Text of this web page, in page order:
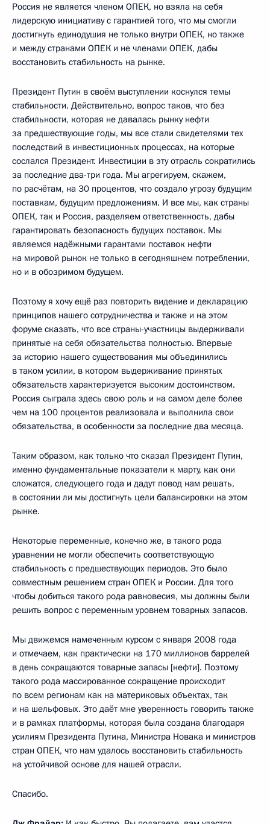
Россия не является членом ОПЕК, но взяла на себя
лидерскую инициативу с гарантией того, что мы смогли
достигнуть единодушия не только внутри ОПЕК, но также
и между странами ОПЕК и не членами ОПЕК, дабы
восстановить стабильность на рынке.
Президент Путин в своём выступлении коснулся темы
стабильности. Действительно, вопрос таков, что без
стабильности, которая не давалась рынку нефти
за предшествующие годы, мы все стали свидетелями тех
последствий в инвестиционных процессах, на которые
сослался Президент. Инвестиции в эту отрасль сократились
за последние два-три года. Мы агрегируем, скажем,
по расчётам, на 30 процентов, что создало угрозу будущим
поставкам, будущим предложениям. И все мы, как страны
ОПЕК, так и Россия, разделяем ответственность, дабы
гарантировать безопасность будущих поставок. Мы
являемся надёжными гарантами поставок нефти
на мировой рынок не только в сегодняшнем потреблении,
но и в обозримом будущем.
Поэтому я хочу ещё раз повторить видение и декларацию
принципов нашего сотрудничества и также и на этом
форуме сказать, что все страны-участницы выдерживали
принятые на себя обязательства полностью. Впервые
за историю нашего существования мы объединились
в таком усилии, в котором выдерживание принятых
обязательств характеризуется высоким достоинством.
Россия сыграла здесь свою роль и на самом деле более
чем на 100 процентов реализовала и выполнила свои
обязательства, в особенности за последние два месяца.
Таким образом, как только что сказал Президент Путин,
именно фундаментальные показатели к марту, как они
сложатся, следующего года и дадут повод нам решать,
в состоянии ли мы достигнуть цели балансировки на этом
рынке.
Некоторые переменные, конечно же, в такого рода
уравнении не могли обеспечить соответствующую
стабильность с предшествующих периодов. Это было
совместным решением стран ОПЕК и России. Для того
чтобы добиться такого рода равновесия, мы должны были
решить вопрос с переменным уровнем товарных запасов.
Мы движемся намеченным курсом с января 2008 года
и отмечаем, как практически на 170 миллионов баррелей
в день сокращаются товарные запасы [нефти]. Поэтому
такого рода массированное сокращение происходит
по всем регионам как на материковых объектах, так
и на шельфовых. Это даёт мне уверенность говорить также
и в рамках платформы, которая была создана благодаря
усилиям Президента Путина, Министра Новака и министров
стран ОПЕК, что нам удалось восстановить стабильность
на устойчивой основе для нашей отрасли.
Спасибо.